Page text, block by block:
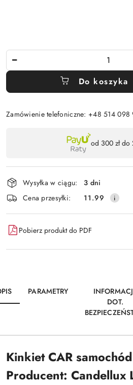
Do koszyka
Zamówienie telefoniczne: +48 514 098
płatność
i
dostawa
od 300 zł do
Wysyłka w ciągu:
3 dni
Cena przesyłki:
11.99
Pobierz produkt do PDF
PARAMETRY
DOT.
Kinkiet CAR
Producent: Candellux